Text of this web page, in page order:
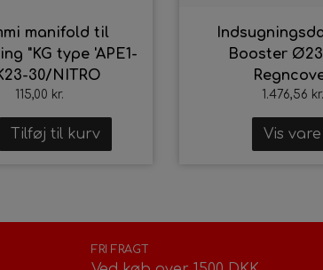
manifold til
"KG type 'APE1-
30/NITRO
115,00 kr.
Tilføj til kurv
Booster
1.476,56 kr.
Vis vare
FRI FRAGT